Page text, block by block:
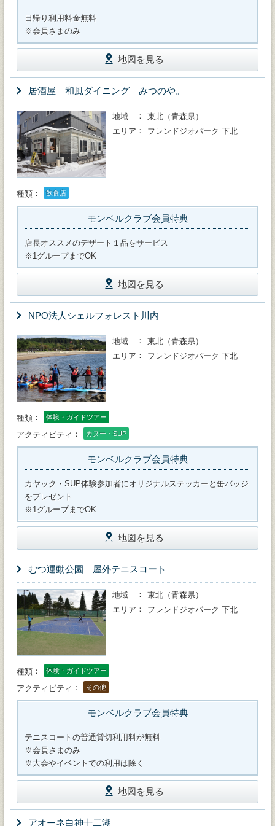
日帰り利用料金無料
※会員さまのみ
地図を見る
居酒屋 和風ダイニング みつのや。
地域
東北（青森県）
エリア
フレンドジオパーク 下北
種類 飲食店
モンベルクラブ会員特典
店長オススメのデザート１品をサービス
※1グループまでOK
地図を見る
NPO法人シェルフォレスト川内
地域
東北（青森県）
エリア
フレンドジオパーク 下北
種類 体験・ガイドツアー
アクティビティ カヌー・SUP
モンベルクラブ会員特典
カヤック・SUP体験参加者にオリジナルステッカーと缶バッジ
をプレゼント
※1グループまでOK
地図を見る
むつ運動公園 屋外テニスコート
地域
東北（青森県）
エリア
フレンドジオパーク 下北
種類 体験・ガイドツアー
アクティビティ その他
モンベルクラブ会員特典
テニスコートの普通貸切利用料が無料
※会員さまのみ
※大会やイベントでの利用は除く
地図を見る
アオーネ白神十二湖